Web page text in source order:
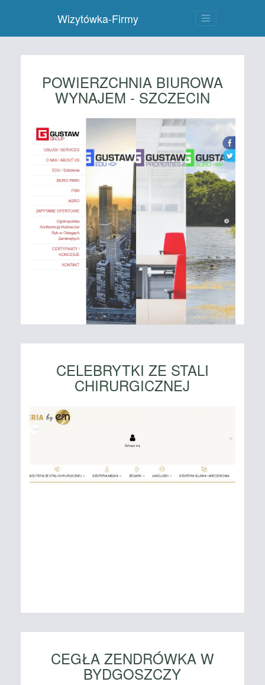
Wizytówka-Firmy
POWIERZCHNIA BIUROWA
WYNAJEM - SZCZECIN
CELEBRYTKI ZE STALI
CHIRURGICZNEJ
CEGŁA ZENDRÓWKA W
BYDGOSZCZY